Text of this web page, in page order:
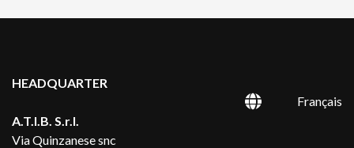
HEADQUARTER
Français
A.T.I.B. S.r.l.
Via Quinzanese snc